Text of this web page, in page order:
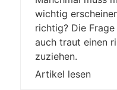
wichtig
richtig? Die
auch traut einen
zuziehen.
Artikel lesen